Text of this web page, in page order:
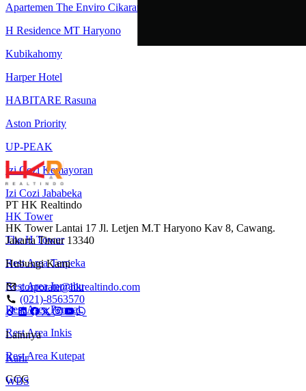
Apartemen The Enviro Cikarang
H Residence MT Haryono
Kubikahomy
Harper Hotel
HABITARE Rasuna
Aston Priority
UP-PEAK
Izi Cozi Kemayoran
Izi Cozi Jababeka
HK Tower
The H Tower
Rest Area Terpeka
Rest Area Inprabu
Rest Area Permai
Rest Area Inkis
Rest Area Kutepat
GCG
PT HK Realtindo
HK Tower Lantai 17 Jl. Letjen M.T Haryono Kav 8, Cawang.
Jakarta Timur 13340
Hubungi Kami
corporate@hkrealtindo.com
(021)-8563570
Lainnya
Karir
WBS